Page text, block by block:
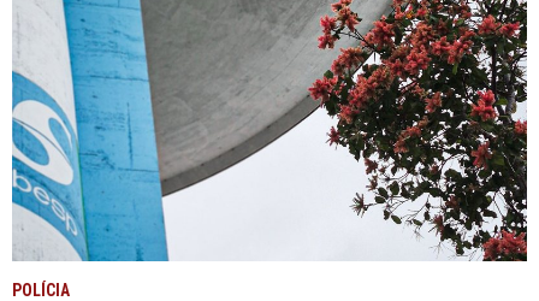
POLÍCIA